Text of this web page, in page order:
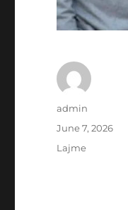
Author
admin
Posted
June 7, 2026
Categories
Lajme